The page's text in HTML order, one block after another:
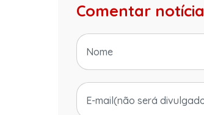
Comentar notícia